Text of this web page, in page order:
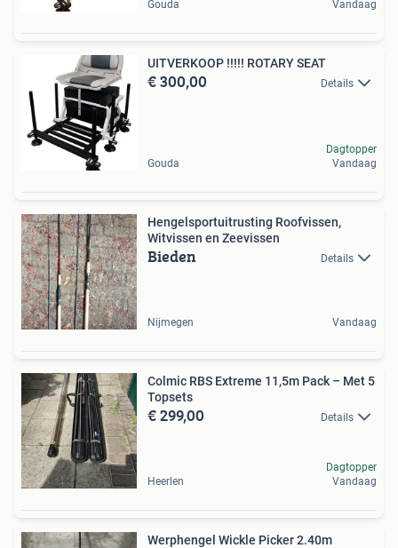
Gouda
Vandaag
UITVERKOOP !!!!! ROTARY SEAT
€ 300,00 Details
Gouda
Dagtopper
Vandaag
Hengelsportuitrusting Roofvissen,
Witvissen en Zeevissen
Bieden Details
Nijmegen Vandaag
Colmic RBS Extreme 11,5m Pack – Met 5
Topsets
€ 299,00 Details
Heerlen
Dagtopper
Vandaag
Werphengel Wickle Picker 2.40m